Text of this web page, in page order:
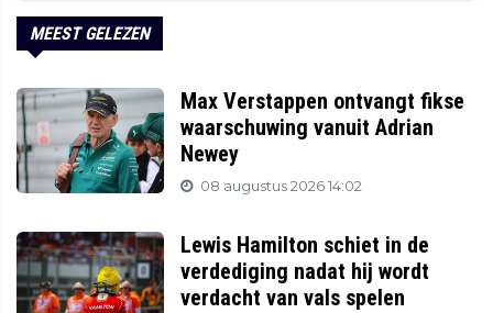
MEEST GELEZEN
Max Verstappen ontvangt fikse
waarschuwing vanuit Adrian
Newey
08 augustus 2026 14:02
Lewis Hamilton schiet in de
verdediging nadat hij wordt
verdacht van vals spelen